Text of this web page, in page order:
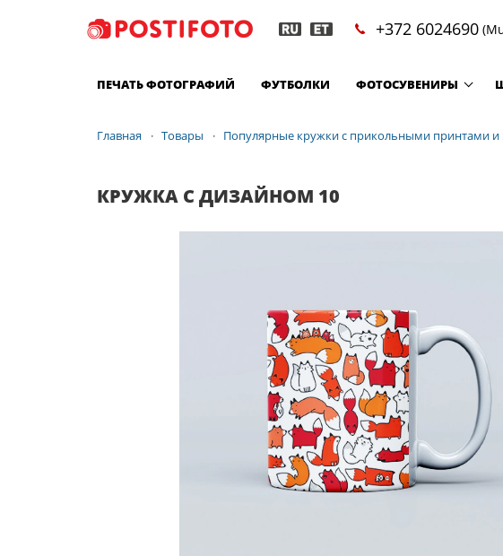
+372 6024690
ПЕЧАТЬ ФОТОГРАФИЙ ФУТБОЛКИ ФОТОСУВЕНИРЫ
Главная Товары Популярные кружки с прикольными принтами и
КРУЖКА С ДИЗАЙНОМ 10